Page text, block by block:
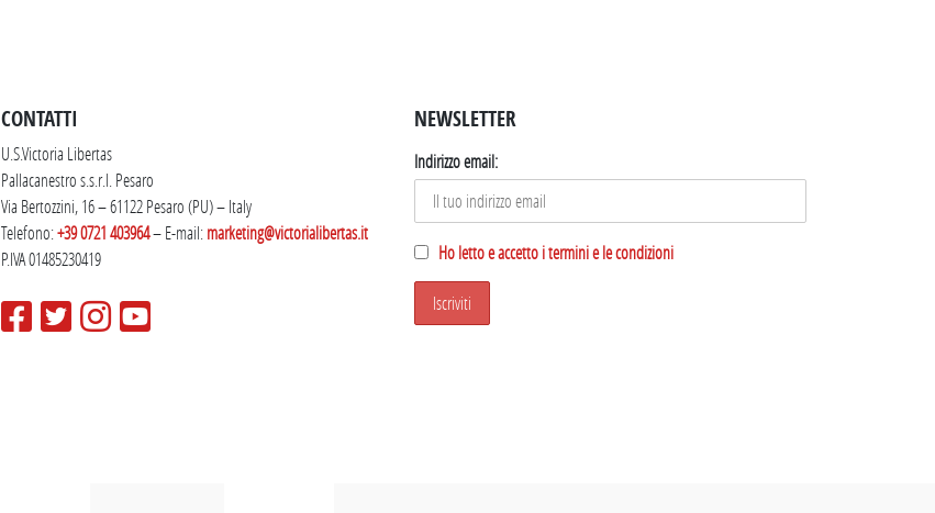
CONTATTI
U.S.Victoria Libertas
Pallacanestro s.s.r.l. Pesaro
Via Bertozzini, 16 – 61122 Pesaro (PU) – Italy
Telefono:+39 0721 403964– E-mail:marketing@victorialibertas.it
P.IVA 01485230419
NEWSLETTER
Indirizzo email:
Ho letto e accetto i termini e le condizioni